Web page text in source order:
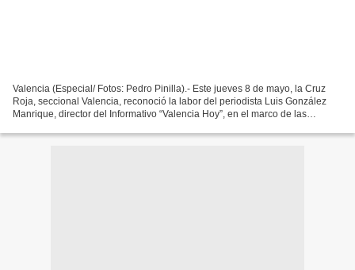
Valencia (Especial/ Fotos: Pedro Pinilla).- Este jueves 8 de mayo, la Cruz
Roja, seccional Valencia, reconoció la labor del periodista Luis González
Manrique, director del Informativo “Valencia Hoy”, en el marco de las